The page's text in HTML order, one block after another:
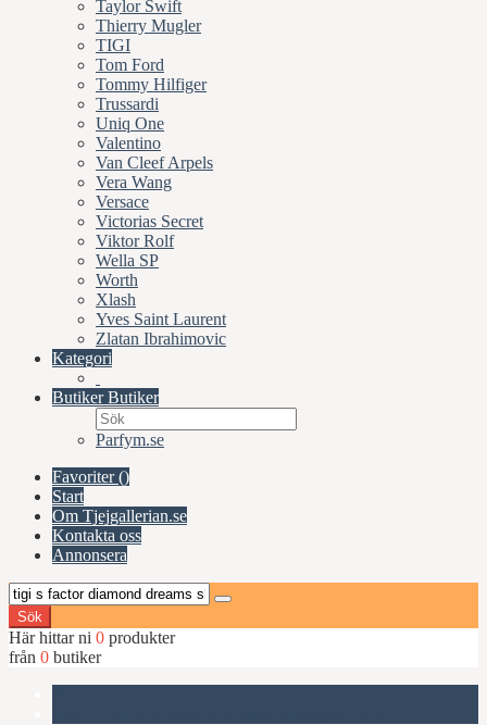
Taylor Swift
Thierry Mugler
TIGI
Tom Ford
Tommy Hilfiger
Trussardi
Uniq One
Valentino
Van Cleef Arpels
Vera Wang
Versace
Victorias Secret
Viktor Rolf
Wella SP
Worth
Xlash
Yves Saint Laurent
Zlatan Ibrahimovic
Kategori
ButikerButiker
Parfym.se
Favoriter ()
Start
Om Tjejgallerian.se
Kontakta oss
Annonsera
Sök
Här hittar ni 0 produkter
från 0 butiker